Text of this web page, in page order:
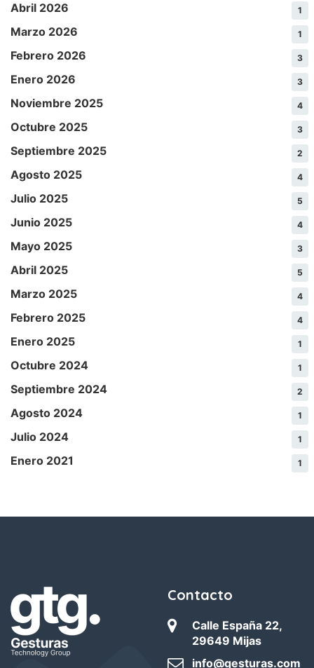
Abril 2026 1
Marzo 2026 1
Febrero 2026 3
Enero 2026 3
Noviembre 2025 4
Octubre 2025 3
Septiembre 2025 2
Agosto 2025 4
Julio 2025 5
Junio 2025 4
Mayo 2025 3
Abril 2025 5
Marzo 2025 4
Febrero 2025 4
Enero 2025 1
Octubre 2024 1
Septiembre 2024 2
Agosto 2024 1
Julio 2024 1
Enero 2021 1
Contacto
Calle España 22,
29649 Mijas
info@gesturas.com